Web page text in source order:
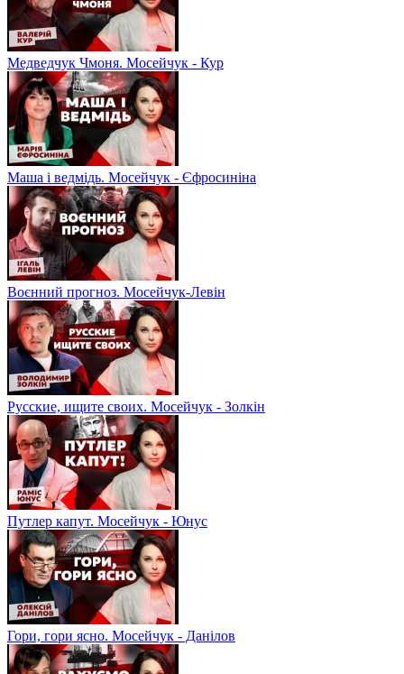
Медведчук Чмоня. Мосейчук - Кур
Маша і ведмідь. Мосейчук - Єфросиніна
Воєнний прогноз. Мосейчук-Левін
Русские, ищите своих. Мосейчук - Золкін
Путлер капут. Мосейчук - Юнус
Гори, гори ясно. Мосейчук - Данілов